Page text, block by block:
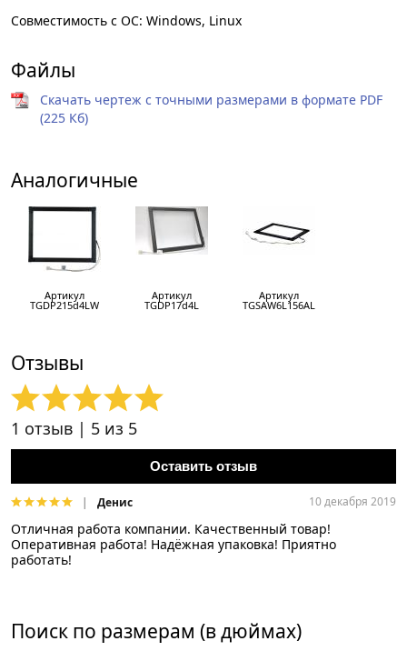
Совместимость с ОС: Windows, Linux
Файлы
Скачать чертеж с точными размерами в формате PDF
(225 Кб)
Аналогичные
Артикул
TGDP215d4LW
Артикул
TGDP17d4L
Артикул
TGSAW6L156AL
Отзывы
1 отзыв | 5 из 5
Оставить отзыв
Денис 10 декабря 2019
Отличная работа компании. Качественный товар!
Оперативная работа! Надёжная упаковка! Приятно
работать!
Поиск по размерам (в дюймах)